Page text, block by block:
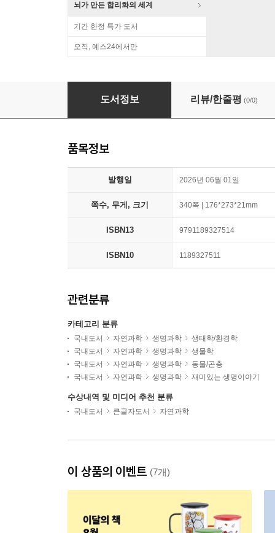
뇌가 만든 합리화의 세계
기간 한정 특가 도서
오직, 예스24에서만
작은 정복자들 (큰글자도서)
도서정보 리뷰/한줄평 (0/0)
품목정보
발행일 2026년 06월 01일
쪽수, 무게, 크기 340쪽 | 176*273*21mm
ISBN13 9791189327514
ISBN10 1189327511
관련분류
카테고리 분류
국내도서 자연과학 생명과학
생태학/환경학
국내도서
자연과학 생명과학
생물학
국내도서
자연과학 생명과학
동물/곤충
국내도서
자연과학 생명과학 재미있는 생명이야기
수상내역 및 미디어 추천 분류
국내도서 큰글자도서 자연과학
이 상품의 이벤트 (7개)